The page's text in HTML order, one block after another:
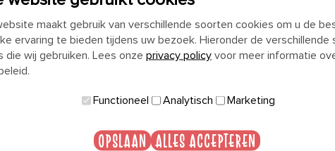
maakt gebruik van verschillende soorten cookies om u de
ervaring te bieden tijdens uw bezoek. Hieronder de verschillende
die wij gebruiken. Lees onze privacy policy voor meer informatie
Functioneel Analytisch Marketing
OPSLAAN ALLES ACCEPTEREN